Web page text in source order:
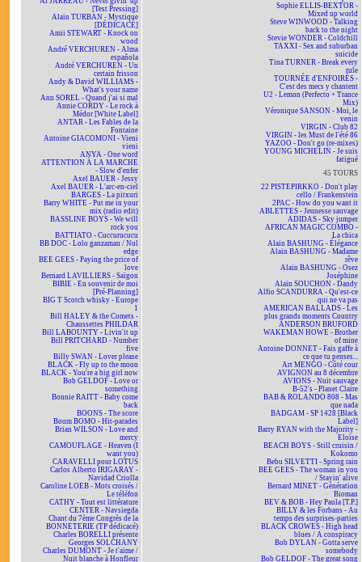
[Test Pressing]
Alain TURBAN - Mystique
[DÉDICACÉ]
Amii STEWART - Knock on
wood
André VERCHUREN - Alma
española
André VERCHUREN - Un
certain frisson
Andy & David WILLIAMS -
What's your name
Ann SOREL - Quand j'ai si mal
Annie CORDY - Le rock à
Médor [White Label]
ANTAR - Les Fables de la
Fontaine
Antoine GIACOMONI - Vieni
vieni
ANYA - One word
ATTENTION À LA MARCHE
- Slow d'enfer
Axel BAUER - Jessy
Axel BAUER - L'arc-en-ciel
BARGES - La pitxuri
Barry WHITE - Put me in your
mix (radio edit)
BASSLINE BOYS - We will
rock you
BATTIATO - Cuccurucucu
BB DOC - Lolo ganzaman / Nul
edge
BEE GEES - Paying the price of
love
Bernard LAVILLIERS - Saïgon
BIBIE - En souvenir de moi
[Pré-Planning]
BIG T Scotch whisky - Europe
1
Bill HALEY & the Comets -
Chaussettes PHILDAR
Bill LABOUNTY - Livin'it up
Bill PRITCHARD - Number
five
Billy SWAN - Lover please
BLACK - Fly up to the moon
BLACK - You're a big girl now
Bob GELDOF - Love or
something
Bonnie RAITT - Baby come
back
BOONS - The score
Boum BOMO - Hit-parades
Brian WILSON - Love and
mercy
CAMOUFLAGE - Heaven (I
want you)
CARAVELLI pour LOTUS
Carlos Alberto IRIGARAY -
Navidad Criolla
Caroline LOEB - Mots croisés /
Le téléfon
CATHY - Tout est littérature
CENTER - Navsiegda
Chant du 7ème Congrès de la
BONNETERIE (TP dédicacé)
Charles BORELLI présente
Georges SOLCHANY
Charles DUMONT - Je t'aime /
Nuit blanche à Honfleur
Sophie ELLIS-BEXTOR -
Mixed up world
Steve WINWOOD - Talking
back to the night
Stevie WONDER - Coldchill
TAXXI - Sex and suburban
suicide
Tina TURNER - Break every
rule
TOURNÉE d'ENFOIRÉS -
C'est des mecs y chantent
U2 - Lemon (Perfecto + Trance
Mix)
Véronique SANSON - Moi, le
venin
VIRGIN - Club 82
VIRGIN - les Must de l'été 86
YAZOO - Don't go (re-mixes)
YOUNG MICHELIN - Je suis
fatigué
45 TOURS
22 PISTEPIRKKO - Don't play
cello / Frankenstein
2PAC - How do you want it
ABLETTES - Jeunesse sauvage
ADIDAS - Sky jumper
AFRICAN MAGIC COMBO -
La chica
Alain BASHUNG - Élégance
Alain BASHUNG - Madame
rêve
Alain BASHUNG - Osez
Joséphine
Alain SOUCHON - Dandy
Alfio SCANDURRA - Qu'est-ce
qui ne va pas
AMERICAN BALLADS - Les
plus grands moments Country
ANDERSON BRUFORD
WAKEMAN HOWE - Brother
of mine
Antoine DONNET - Fais gaffe à
ce que tu penses...
Art MENGO - Côté cour
AVIGNON au 8 décembre
AVIONS - Nuit sauvage
B-52's - Planet Claire
BAB & ROLANDO 808 - Mas
que nada
BADGAM - SP 1428 [Black
Label]
Barry RYAN with the Majority -
Eloïse
BEACH BOYS - Still cruisin /
Kokomo
Bebu SILVETTI - Spring rain
BEE GEES - The woman in you
/ Stayin' alive
Bernard MINET - Génération
Bioman
BEV & BOB - Hey Paula [T.P.]
BILLY & les Forbans - Au
temps des surprises-parties
BLACK CROWES - High head
blues / A conspiracy
Bob DYLAN - Gotta serve
somebody
Bob GELDOF - The great song